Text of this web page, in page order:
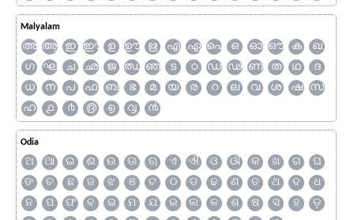
Malyalam
അ ആ ഇ ഈ ഉ ഊ ഋ എ ഏ ഐ ഒ ഓ ഔ ക
ഖ
ഗ
ഘ ച ഛ ജ ഝ ഞ ട ഠ ഡ ഢ ണ ത ഥ
ദ
ധ
ന പ ഫ ബ ഭ മ യ ര റ ല വ ശ ഷ
സ
ഹ
൧ ൪ ൫ ൭ ൮ ൯
Odia
ଅ ଆ ଇ ଈ ଉ ଊ ଋ ଏ ଐ ଓ ଔ କ ଖ ଗ
ଘ
ଙ
ଚ ଛ ଜ ଝ ଞ ଟ ଠ ଡ ଢ ଣ ତ ଥ ଦ
ଧ
ନ
ପ ଫ ବ ଭ ମ ଯ ର ଲ ଳ ଶ ଷ ସ ହ
ଡ଼